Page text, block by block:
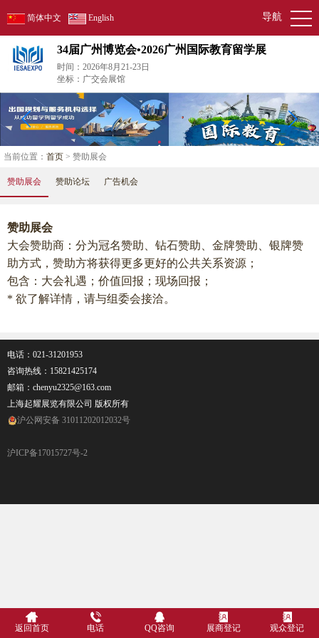
简体中文 English 导航
34届广州博览会•2026广州国际教育留学展
时间：2026年8月21-23日
坐标：广交会展馆
当前位置： 首页 > 赞助展会
赞助展会 赞助论坛 广告机会
赞助展会
大会赞助商：分为冠名赞助、钻石赞助、金牌赞助、银牌赞
助方式，赞助方将获得更多更好的公共关系资源；
包含：大会礼遇；价值回报；现场回报；
* 欲了解详情，请与组委会接洽。
电话：021-31201953
咨询热线： 15821425174
邮箱：chenyu2325@163.com
上海起耀展览有限公司 版权所有
沪公网安备 31011202012032号
沪ICP备17015727号-2
返回首页 电话 QQ咨询 展商登记 观众登记